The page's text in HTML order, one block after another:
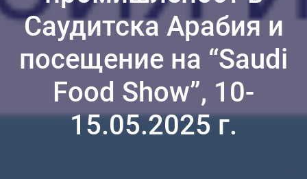
Саудитска Арабия и
посещение на “Saudi
Food Show”, 10-
15.05.2025 г.